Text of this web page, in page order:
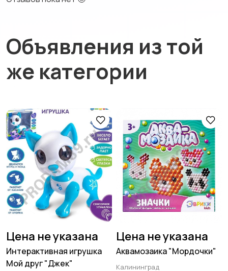
Объявления из той
же категории
Цена не указана
Интерактивная игрушка
Мой друг "Джек"
Цена не указана
Аквамозаика "Мордочки"
Калининград